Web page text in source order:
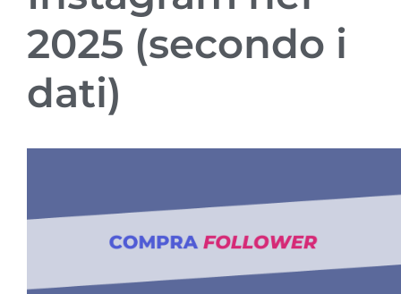
2025 (secondo i
dati)